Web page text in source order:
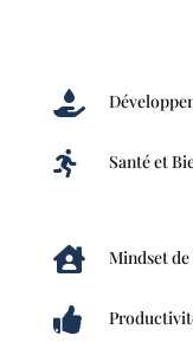

 Santé et
 Mindset
